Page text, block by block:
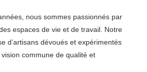
nous sommes passionnés par
espaces de vie et de travail. Notre
d’artisans dévoués et expérimentés
commune de qualité et